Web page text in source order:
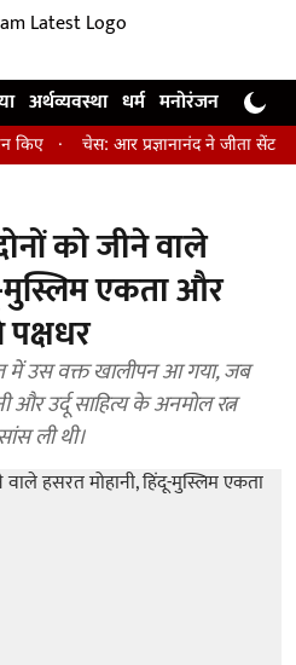
अर्थव्यवस्था धर्म मनोरंजन खेल
चेस: आर प्रज्ञानानंद ने जीता सेंट लुइस
को जीने वाले
मुस्लिम एकता और
में उस वक्त खालीपन आ गया, जब
और उर्दू साहित्य के अनमोल रत्न
ली थी।